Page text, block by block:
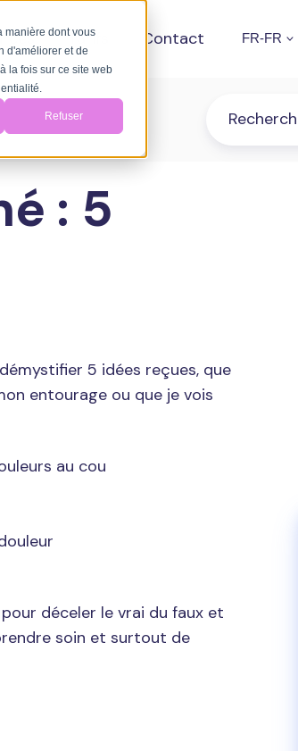
manière dont vous
d'améliorer et de
la fois sur ce site web
Refuser
Tarifs Contact FR-FR
: 5
5 idées reçues, que
entourage ou que je vois
au cou
déceler le vrai du faux et
soin et surtout de